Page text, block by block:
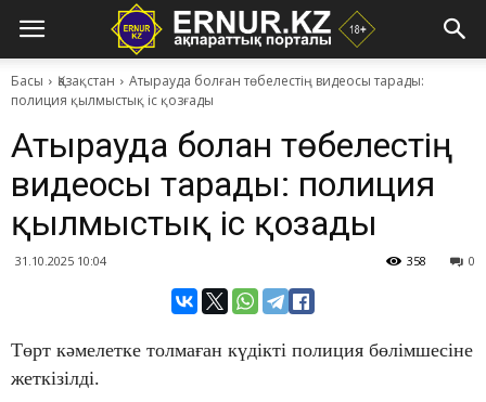
Басы Қазақстан
Атырауда болған төбелестің видеосы тарады:
полиция қылмыстық іс қозғады
Атырауда болған төбелестің
видеосы тарады: полиция
қылмыстық іс қозғады
31.10.2025 10:04 0
358
​Төрт кәмелетке толмаған күдікті полиция бөлімшесіне
жеткізілді.